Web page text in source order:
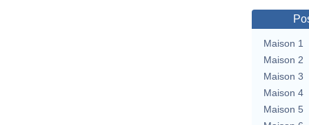
Maison 1
Maison 2
Maison 3
Maison 4
Maison 5